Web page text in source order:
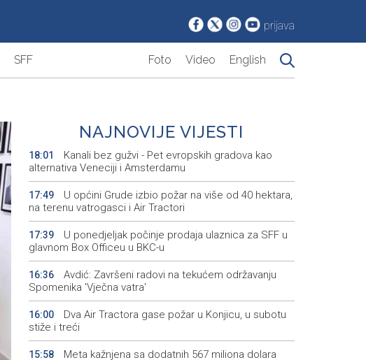
prijava
SFF Foto Video English
NAJNOVIJE VIJESTI
18:01
Kanali bez gužvi - Pet evropskih gradova kao
alternativa Veneciji i Amsterdamu
17:49
U općini Grude izbio požar na više od 40 hektara,
na terenu vatrogasci i Air Tractori
17:39
U ponedjeljak počinje prodaja ulaznica za SFF u
glavnom Box Officeu u BKC-u
16:36
Avdić: Završeni radovi na tekućem održavanju
Spomenika 'Vječna vatra'
16:00
Dva Air Tractora gase požar u Konjicu, u subotu
stiže i treći
15:58
Meta kažnjena sa dodatnih 567 miliona dolara